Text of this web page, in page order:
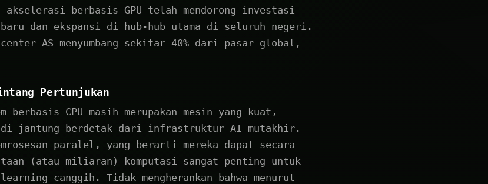
akselerasi berbasis GPU telah mendorong investasi
dan ekspansi di hub-hub utama di seluruh negeri.
AS menyumbang sekitar 40% dari pasar global,
Pertunjukan
CPU masih merupakan mesin yang kuat,
jantung berdetak dari infrastruktur AI mutakhir.
paralel, yang berarti mereka dapat secara
(atau miliaran) komputasi—sangat penting untuk
canggih. Tidak mengherankan bahwa menurut